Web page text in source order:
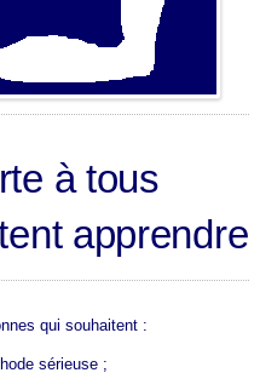
à tous
apprendre
qui souhaitent :
sérieuse ;